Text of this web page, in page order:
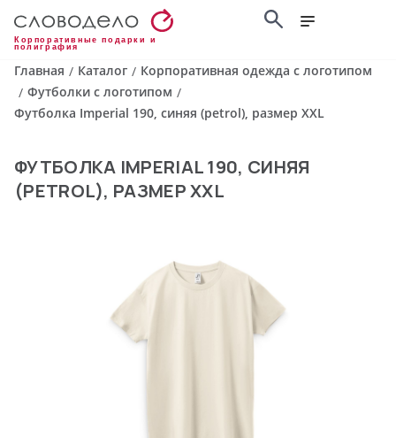
Корпоративные подарки и
полиграфия
Главная / Каталог / Корпоративная одежда с логотипом
/ Футболки с логотипом /
Футболка Imperial 190, синяя (petrol), размер XXL
ФУТБОЛКА IMPERIAL 190, СИНЯЯ
(PETROL), РАЗМЕР XXL